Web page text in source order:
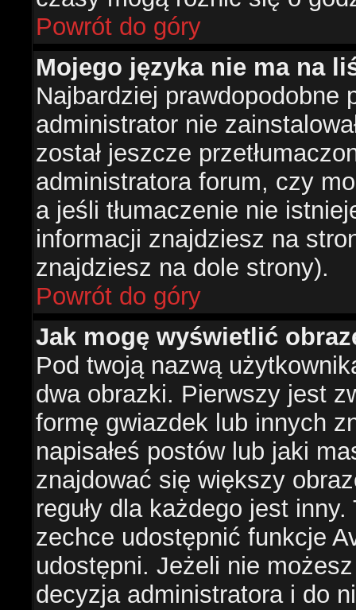
Powrót do góry
Mojego języka nie ma na
Najbardziej prawdopodobne
administrator nie
został jeszcze
administratora forum, czy
a jeśli tłumaczenie nie
informacji znajdziesz na
znajdziesz na dole strony).
Powrót do góry
Jak mogę wyświetlić
Pod twoją nazwą
dwa obrazki. Pierwszy jest
formę gwiazdek lub innych
napisałeś postów lub jaki
znajdować się większy
reguły dla każdego jest
zechce udostępnić funkcje
udostępni. Jeżeli nie
decyzja administratora i do